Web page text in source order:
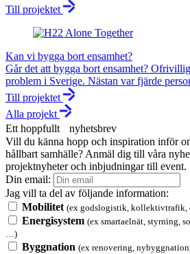
Till projektet
Kan vi bygga bort ensamhet?
Går det att bygga bort ensamhet?
problem i Sverige. Nästan var fjärde
Till projektet
Alla projekt
Ett hoppfullt nyhetsbrev
Vill du känna hopp och inspiration inför
hållbart samhälle? Anmäl dig till våra
projektnyheter och inbjudningar till event.
Din email:
Jag vill ta del av följande information:
Mobilitet (ex godslogistik,
Energisystem (ex smartaelnät, styrning,
…)
Byggnation (ex renovering,